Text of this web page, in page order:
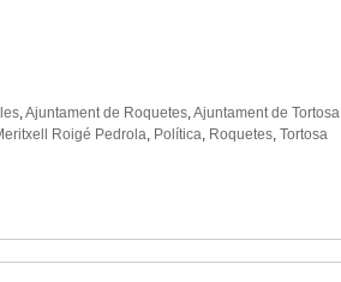
,Ajuntament de Roquetes,Ajuntament de Tortosa
Roigé Pedrola, Política, Roquetes, Tortosa